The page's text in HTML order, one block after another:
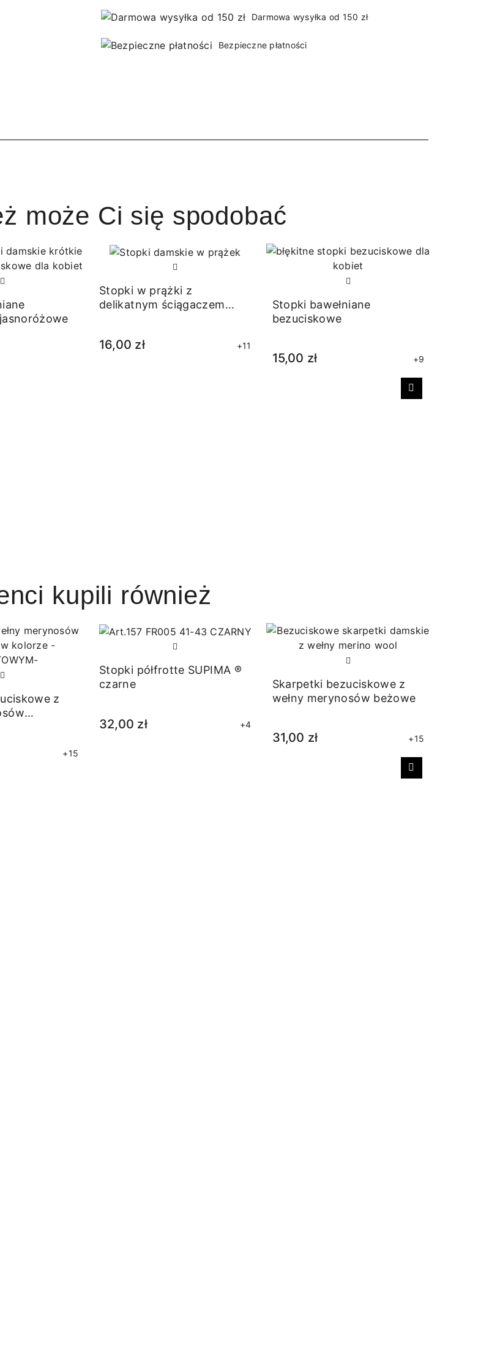
Darmowa wysyłka od 150 zł
Bezpieczne płatności
może Ci się spodobać
Stopki w prążki z
delikatnym ściągaczem
16,00 zł +11
Stopki bawełniane
bezuciskowe
15,00 zł +9
Następny
kupili również
z
+15
Stopki półfrotte SUPIMA ®
czarne
32,00 zł +4
Skarpetki bezuciskowe z
wełny merynosów beżowe
31,00 zł +15
Następny